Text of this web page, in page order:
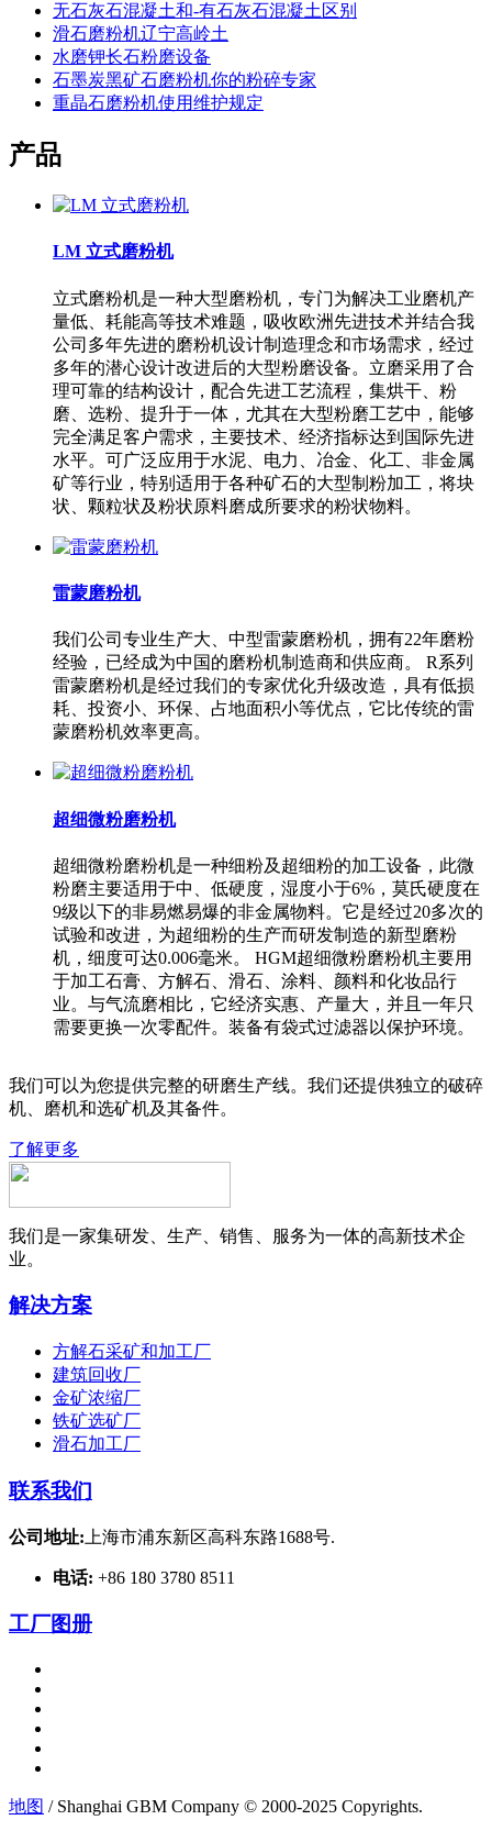
无石灰石混凝土和-有石灰石混凝土区别
滑石磨粉机辽宁高岭土
水磨钾长石粉磨设备
石墨炭黑矿石磨粉机你的粉碎专家
重晶石磨粉机使用维护规定
产品
LM 立式磨粉机
立式磨粉机是一种大型磨粉机，专门为解决工业磨机产
量低、耗能高等技术难题，吸收欧洲先进技术并结合我
公司多年先进的磨粉机设计制造理念和市场需求，经过
多年的潜心设计改进后的大型粉磨设备。立磨采用了合
理可靠的结构设计，配合先进工艺流程，集烘干、粉
磨、选粉、提升于一体，尤其在大型粉磨工艺中，能够
完全满足客户需求，主要技术、经济指标达到国际先进
水平。可广泛应用于水泥、电力、冶金、化工、非金属
矿等行业，特别适用于各种矿石的大型制粉加工，将块
状、颗粒状及粉状原料磨成所要求的粉状物料。
雷蒙磨粉机
我们公司专业生产大、中型雷蒙磨粉机，拥有22年磨粉
经验，已经成为中国的磨粉机制造商和供应商。 R系列
雷蒙磨粉机是经过我们的专家优化升级改造，具有低损
耗、投资小、环保、占地面积小等优点，它比传统的雷
蒙磨粉机效率更高。
超细微粉磨粉机
超细微粉磨粉机是一种细粉及超细粉的加工设备，此微
粉磨主要适用于中、低硬度，湿度小于6%，莫氏硬度在
9级以下的非易燃易爆的非金属物料。它是经过20多次的
试验和改进，为超细粉的生产而研发制造的新型磨粉
机，细度可达0.006毫米。 HGM超细微粉磨粉机主要用
于加工石膏、方解石、滑石、涂料、颜料和化妆品行
业。与气流磨相比，它经济实惠、产量大，并且一年只
需要更换一次零配件。装备有袋式过滤器以保护环境。
我们可以为您提供完整的研磨生产线。我们还提供独立的破碎
机、磨机和选矿机及其备件。
了解更多
我们是一家集研发、生产、销售、服务为一体的高新技术企
业。
解决方案
方解石采矿和加工厂
建筑回收厂
金矿浓缩厂
铁矿选矿厂
滑石加工厂
联系我们
公司地址: 上海市浦东新区高科东路1688号.
电话: +86 180 3780 8511
工厂图册
地图 / Shanghai GBM Company © 2000-2025 Copyrights.